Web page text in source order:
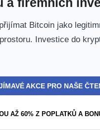
Bitcoin jako
Investice do
AKCE PRO NAŠE
AŽ 60% Z POPLATKŮ A